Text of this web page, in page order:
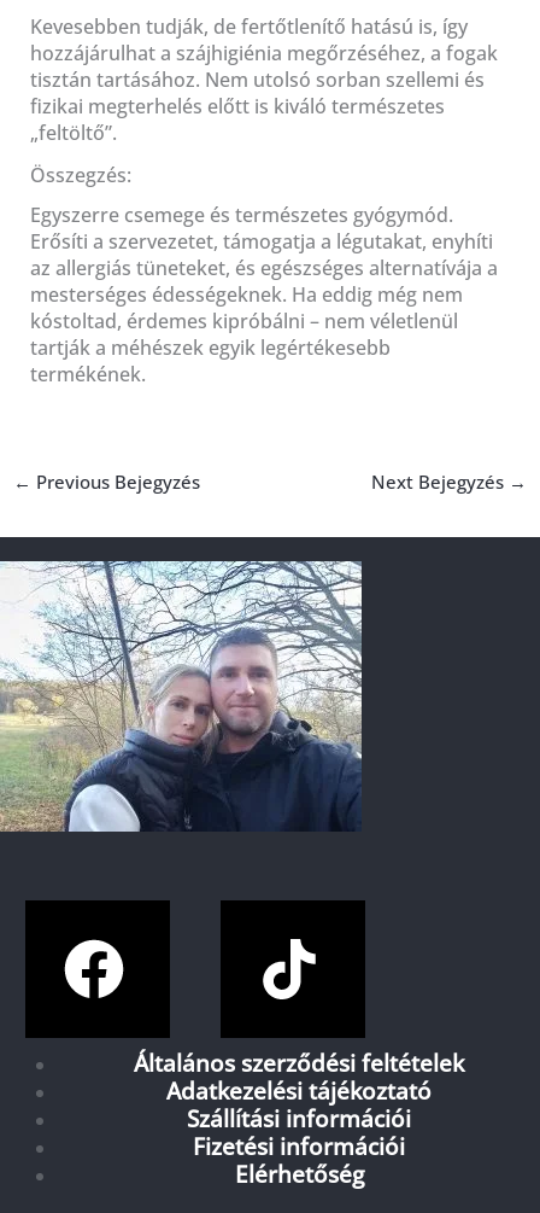
Kevesebben tudják, de fertőtlenítő hatású is, így
hozzájárulhat a szájhigiénia megőrzéséhez, a fogak
tisztán tartásához. Nem utolsó sorban szellemi és
fizikai megterhelés előtt is kiváló természetes
„feltöltő”.
Összegzés:
Egyszerre csemege és természetes gyógymód.
Erősíti a szervezetet, támogatja a légutakat, enyhíti
az allergiás tüneteket, és egészséges alternatívája a
mesterséges édességeknek. Ha eddig még nem
kóstoltad, érdemes kipróbálni – nem véletlenül
tartják a méhészek egyik legértékesebb
termékének.
← Previous Bejegyzés Next Bejegyzés →
Általános szerződési feltételek
Adatkezelési tájékoztató
Szállítási információi
Fizetési információi
Elérhetőség